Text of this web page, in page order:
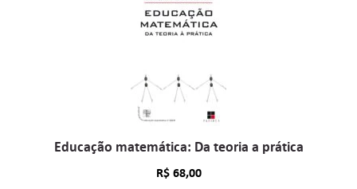
Educação matemática: Da teoria a prática
R$68,00